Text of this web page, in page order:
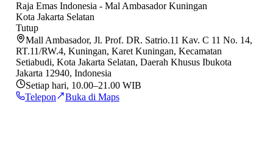
Raja Emas Indonesia - Mal Ambasador Kuningan
Kota Jakarta Selatan
Tutup
Mall Ambasador, Jl. Prof. DR. Satrio.11 Kav. C 11 No. 14,
RT.11/RW.4, Kuningan, Karet Kuningan, Kecamatan
Setiabudi, Kota Jakarta Selatan, Daerah Khusus Ibukota
Jakarta 12940, Indonesia
Setiap hari, 10.00–21.00 WIB
Telepon
Buka di Maps